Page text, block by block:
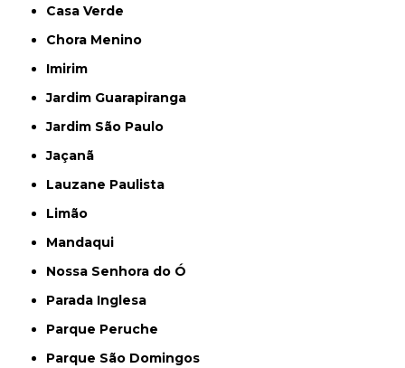
Casa Verde
Chora Menino
Imirim
Jardim Guarapiranga
Jardim São Paulo
Jaçanã
Lauzane Paulista
Limão
Mandaqui
Nossa Senhora do Ó
Parada Inglesa
Parque Peruche
Parque São Domingos